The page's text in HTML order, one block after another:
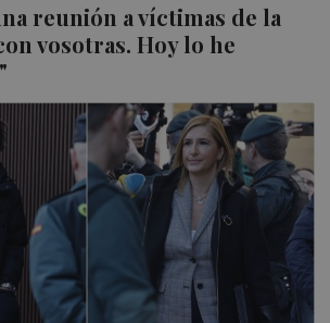
reunión a víctimas de la
vosotras. Hoy lo he